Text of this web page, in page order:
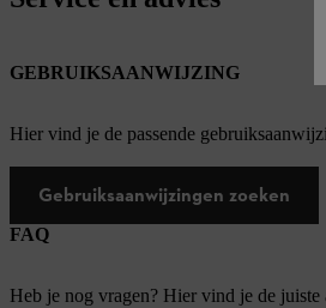
GEBRUIKSAANWIJZING
Hier vind je de passende
Gebruiksaanwijzingen zoeken
FAQ
Heb je nog vragen? Hier vind je de